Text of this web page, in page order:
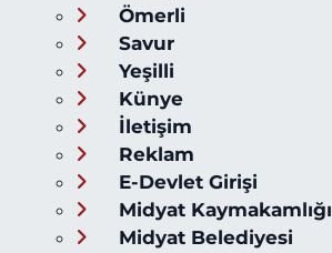
Ömerli
Savur
Yeşilli
Künye
İletişim
Reklam
E-Devlet Girişi
Midyat Kaymakamlığı
Midyat Belediyesi